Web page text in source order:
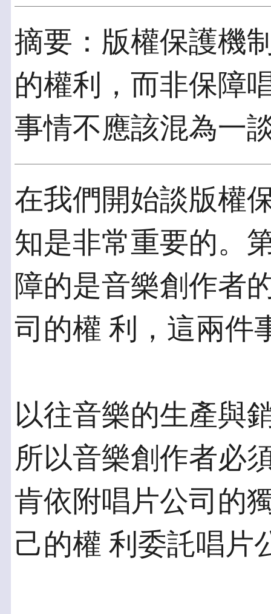
摘要：版權保護機
的權利，而非保障
事情不應該混為一
在我們開始談版權
知是非常重要的。
障的是音樂創作者
司的權 利，這兩件
以往音樂的生產與
所以音樂創作者必
肯依附唱片公司的
己的權 利委託唱片